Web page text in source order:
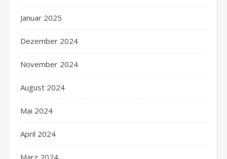
Januar 2025
Dezember 2024
November 2024
August 2024
Mai 2024
April 2024
März 2024